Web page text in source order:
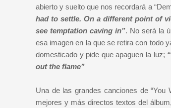
abierto y suelto que nos recordará a
had to settle. On a different point of
see temptation caving in”. No será la
esa imagen en la que se retira con todo
domesticado y pide que apaguen la luz;
out the flame”
Una de las grandes canciones de
mejores y más directos textos del